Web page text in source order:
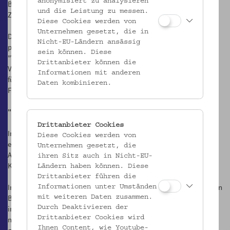
Begegnung mit vornehmlich österreichischer Volkskunst zum
Zwecke der „Gesundung“ des österreichischen Volkes.
Die Ausstellungen dieser Zeit führten demnach "österreichisch" oft
programmatisch im Titel, Publikationen wie das Nachrichtenblatt
"Volkskunde in Österreich" oder die "Österreichische
Volkskundliche Bibliographie" und die „Österreichische Zeitschrift
für Volkskunde“ setzten nationale und internationale Akzente im
Fach.
"Europamuseum"
In seinem Gründungsgedanken trägt das Volkskundemuseum Wien
ein klares Bekenntnis zu einer europäischen Perspektive. Die
Aktivitäten des Museums der letzten 30 Jahre spiegeln diese
Kernidee in weiten Teilen seines Programms.
In den 1970er Jahren entstand aus den ost- und südosteuropäischen
Beständen des Museums ein eigenes "Ethnographisches Museum"
im burgendländischen Kittsee als Zweigmuseum. Dieses "Fenster
nach Osteuropa" musste 2008 wegen mangelnder Finanzierung
und die Leistung zu messen.
Diese Cookies werden von
Unternehmen gesetzt, die in
Nicht-EU-Ländern ansässig
sein können. Diese
Drittanbieter können die
Informationen mit anderen
Daten kombinieren.
Drittanbieter Cookies
Diese Cookies werden von
Unternehmen gesetzt, die
ihren Sitz auch in Nicht-EU-
Ländern haben können. Diese
Drittanbieter führen die
Informationen unter Umständen
mit weiteren Daten zusammen.
Durch Deaktivieren der
Drittanbieter Cookies wird
Ihnen Content, wie Youtube-